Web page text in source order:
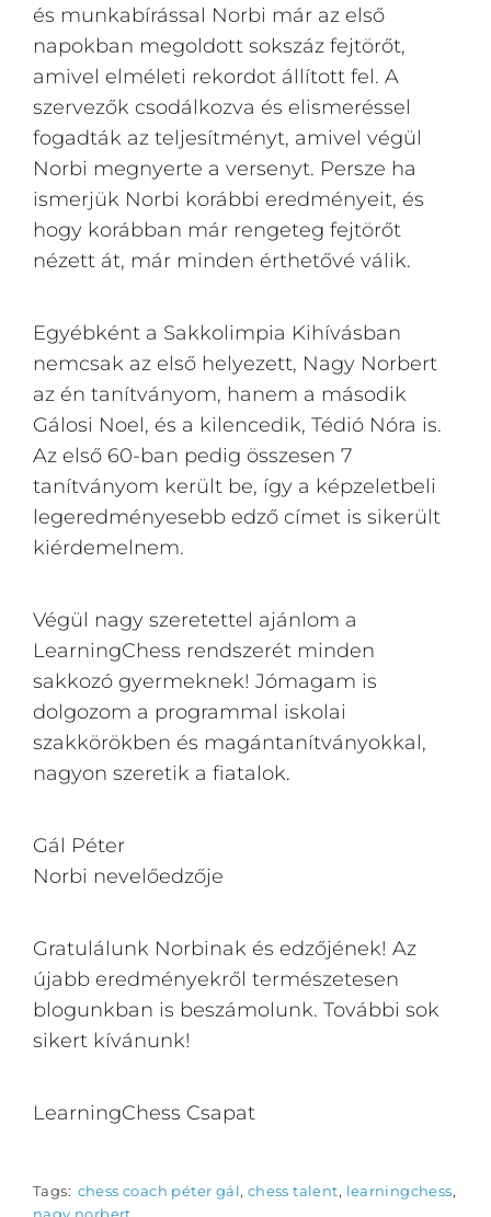
és munkabírással Norbi már az első
napokban megoldott sokszáz fejtörőt,
amivel elméleti rekordot állított fel. A
szervezők csodálkozva és elismeréssel
fogadták az teljesítményt, amivel végül
Norbi megnyerte a versenyt. Persze ha
ismerjük Norbi korábbi eredményeit, és
hogy korábban már rengeteg fejtörőt
nézett át, már minden érthetővé válik.
Egyébként a Sakkolimpia Kihívásban
nemcsak az első helyezett, Nagy Norbert
az én tanítványom, hanem a második
Gálosi Noel, és a kilencedik, Tédió Nóra is.
Az első 60-ban pedig összesen 7
tanítványom került be, így a képzeletbeli
legeredményesebb edző címet is sikerült
kiérdemelnem.
Végül nagy szeretettel ajánlom a
LearningChess rendszerét minden
sakkozó gyermeknek! Jómagam is
dolgozom a programmal iskolai
szakkörökben és magántanítványokkal,
nagyon szeretik a fiatalok.
Gál Péter
Norbi nevelőedzője
Gratulálunk Norbinak és edzőjének! Az
újabb eredményekről természetesen
blogunkban is beszámolunk. További sok
sikert kívánunk!
LearningChess Csapat
Tags: chess coach péter gál, chess talent, learningchess,